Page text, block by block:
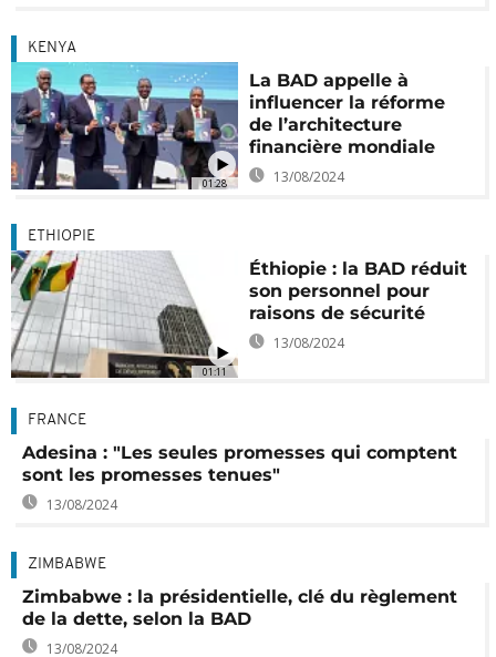
01:28
KENYA
La BAD appelle à
influencer la réforme
de l’architecture
financière mondiale
13/08/2024
01:11
ETHIOPIE
Éthiopie : la BAD réduit
son personnel pour
raisons de sécurité
13/08/2024
FRANCE
Adesina : "Les seules promesses qui comptent
sont les promesses tenues"
13/08/2024
ZIMBABWE
Zimbabwe : la présidentielle, clé du règlement
de la dette, selon la BAD
13/08/2024